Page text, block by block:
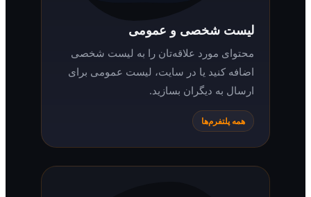
لیست شخصی و عمومی
محتوای مورد علاقه‌تان را به لیست شخصی
اضافه کنید یا در سایت، لیست عمومی برای
ارسال به دیگران بسازید.
همه پلتفرم‌ها